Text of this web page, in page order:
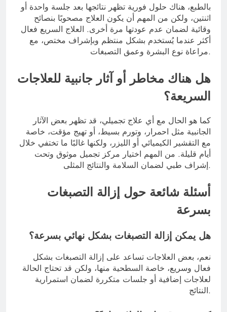
بالطبع، هناك حلول فورية تظهر نتائجها بعد جلسة واحدة أو
اثنتين، ولكن من المهم أن يكون العلاج مصحوبًا بنصائح
وقائية لضمان عدم عودتها مرة أخرى. العلاج السريع فعال
أكثر عندما يُستخدم بشكل منتظم وبإشراف مختص، مع
مراعاة نوع البشرة وعمق التصبغات.
هل هناك مخاطر أو آثار جانبية للعلاجات
السريعة؟
كما هو الحال مع أي علاج تجميلي، قد تظهر بعض الآثار
الجانبية مثل احمرار، وتورم بسيط، أو تهيج مؤقت، خاصة
مع التقشير الكيميائي أو الليزر، ولكنها غالبًا ما تختفي خلال
أيام قليلة. من المهم اختيار مركز تجميل موثوق وتحت
إشراف طبي لضمان السلامة والنتائج المثلى.
أسئلة شائعة حول إزالة التصبغات
بسرعة
هل يمكن إزالة التصبغات بشكل نهائي بسرعة؟
نعم، بعض العلاجات تساعد على إزالة التصبغات بشكل
فعال وسريع، خاصة السطحية منها، ولكن قد تحتاج الحالة
لعلاجات إضافية أو جلسات متكررة لضمان استمرارية
النتائج.